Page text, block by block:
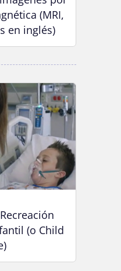
(MRI,
en inglés)
(o Child